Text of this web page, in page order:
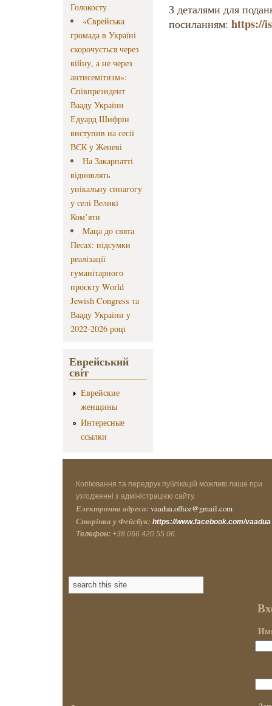
Голокосту
«Єврейська
громада в Україні
скорочується через
війну, а не через
антисемітизм»:
Співпрезидент
Вааду України
Едуард Шифрін
виступив на сесії
ВЄК у Женеві
На Закарпатті
відновлять
унікальну синагогу
у селі Великі
Ком’яти
Маца до свята
Песах: підсумки
реалізації
гуманітарного
проєкту World
Jewish Congress та
Вааду України у
2022-2026 році
Еврейський
світ
Еврейские
женщины
Интересные
ссылки
З деталями для
посиланням: https://
Копіювання та передрук публікацій можливі лише при
узгодженні з адміністрацією сайту.
Електронна адреса: vaadua.office@gmail.com
Сторінка у Фейсбук: https://www.facebook.com/vaadua
Телефон: +38 066 420 55 06.